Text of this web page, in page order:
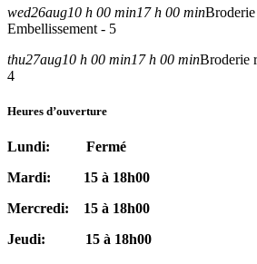
wed26aug10 h 00 min17 h 00 min
Embellissement - 5
thu27aug10 h 00 min17 h 00 minBroderie
4
Heures d’ouverture
Lundi: Fermé
Mardi: 15 à 18h00
Mercredi: 15 à 18h00
Jeudi: 15 à 18h00